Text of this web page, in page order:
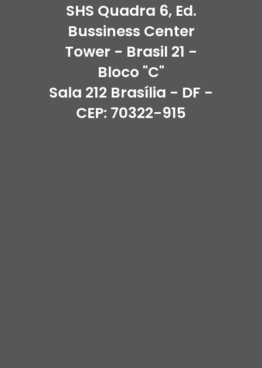
SHS Quadra 6, Ed.
Bussiness Center
Tower - Brasil 21 -
Bloco "C"
Sala 212 Brasília - DF -
CEP: 70322-915